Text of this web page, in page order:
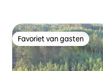
Favoriet van gasten
Favoriet van gasten